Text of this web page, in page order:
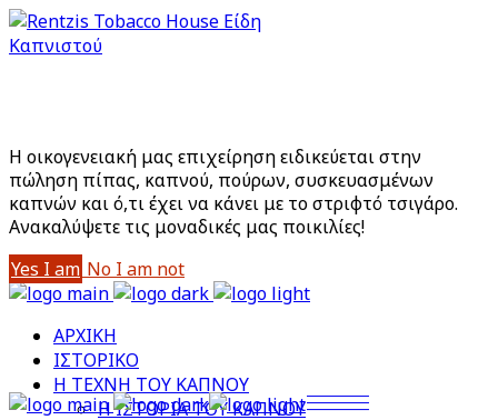
Είστε άνω των 18;
Η οικογενειακή μας επιχείρηση ειδικεύεται στην
πώληση πίπας, καπνού, πούρων, συσκευασμένων
καπνών και ό,τι έχει να κάνει με το στριφτό τσιγάρο.
Aνακαλύψετε τις μοναδικές μας ποικιλίες!
Yes I am No I am not
ΑΡΧΙΚΗ
ΙΣΤΟΡΙΚΟ
Η ΤΕΧΝΗ ΤΟΥ ΚΑΠΝΟΥ
Η ΙΣΤΟΡΙΑ ΤΟΥ ΚΑΠΝΟΥ